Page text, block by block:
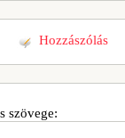
Hozzászólás
szövege: